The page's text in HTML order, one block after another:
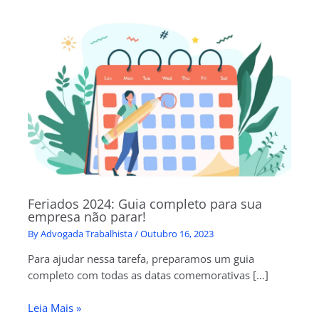
Feriados 2024: Guia completo para sua
empresa não parar!
ByAdvogada Trabalhista/Outubro 16, 2023
Para ajudar nessa tarefa, preparamos um guia
completo com todas as datas comemorativas […]
Leia Mais »